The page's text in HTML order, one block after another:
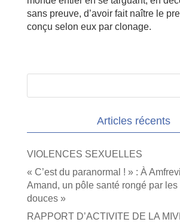
sans preuve, d’avoir fait naître le
conçu selon eux par clonage.
Articles récents
VIOLENCES SEXUELLES
« C’est du paranormal ! » : À
Amand, un pôle santé rongé par
douces »
RAPPORT D’ACTIVITE DE LA